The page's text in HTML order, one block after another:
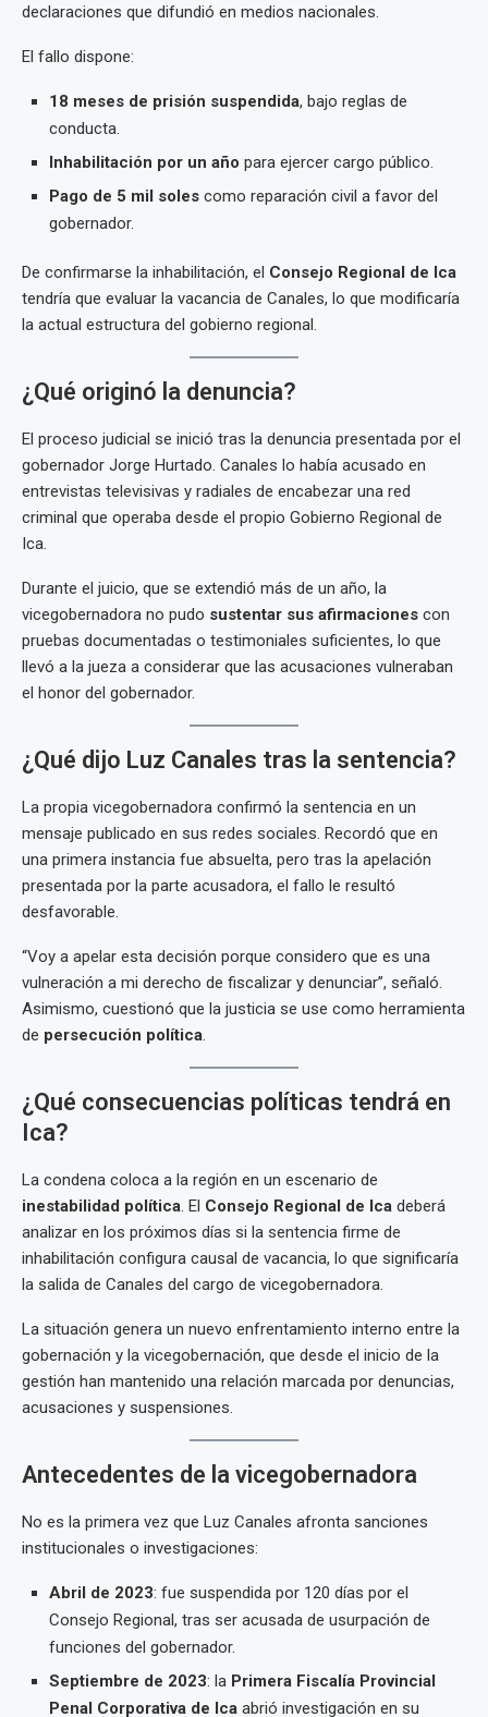
declaraciones que difundió en medios nacionales.
El fallo dispone:
18 meses de prisión suspendida, bajo reglas de
conducta.
Inhabilitación por un año para ejercer cargo público.
Pago de 5 mil soles como reparación civil a favor del
gobernador.
De confirmarse la inhabilitación, el Consejo Regional de Ica
tendría que evaluar la vacancia de Canales, lo que modificaría
la actual estructura del gobierno regional.
¿Qué originó la denuncia?
El proceso judicial se inició tras la denuncia presentada por el
gobernador Jorge Hurtado. Canales lo había acusado en
entrevistas televisivas y radiales de encabezar una red
criminal que operaba desde el propio Gobierno Regional de
Ica.
Durante el juicio, que se extendió más de un año, la
vicegobernadora no pudo sustentar sus afirmaciones con
pruebas documentadas o testimoniales suficientes, lo que
llevó a la jueza a considerar que las acusaciones vulneraban
el honor del gobernador.
¿Qué dijo Luz Canales tras la sentencia?
La propia vicegobernadora confirmó la sentencia en un
mensaje publicado en sus redes sociales. Recordó que en
una primera instancia fue absuelta, pero tras la apelación
presentada por la parte acusadora, el fallo le resultó
desfavorable.
“Voy a apelar esta decisión porque considero que es una
vulneración a mi derecho de fiscalizar y denunciar”, señaló.
Asimismo, cuestionó que la justicia se use como herramienta
de persecución política.
¿Qué consecuencias políticas tendrá en
Ica?
La condena coloca a la región en un escenario de
inestabilidad política. El Consejo Regional de Ica deberá
analizar en los próximos días si la sentencia firme de
inhabilitación configura causal de vacancia, lo que significaría
la salida de Canales del cargo de vicegobernadora.
La situación genera un nuevo enfrentamiento interno entre la
gobernación y la vicegobernación, que desde el inicio de la
gestión han mantenido una relación marcada por denuncias,
acusaciones y suspensiones.
Antecedentes de la vicegobernadora
No es la primera vez que Luz Canales afronta sanciones
institucionales o investigaciones:
Abril de 2023: fue suspendida por 120 días por el
Consejo Regional, tras ser acusada de usurpación de
funciones del gobernador.
Septiembre de 2023: la Primera Fiscalía Provincial
Penal Corporativa de Ica abrió investigación en su